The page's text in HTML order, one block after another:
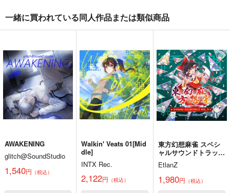
幽閉サテライト
2,200円（税込）
東方Project
サンプル
京 ～ Fossilized Won
ders.
上海アリス幻樂団
1,760円（税込）
東方Project
サンプル
滅 ～ The Truth of th
e Cessation of Dukkh
a
Demetori
1,320円（税込）
東方Project 博麗霊夢
サンプル
一緒に買われている同人作品または類似商品
AWAKENING
glitch@SoundStudio
1,540円 （税込）
Walkin' Veats 01[Mid
dle]
INTX Rec.
2,122円 （税込）
東方幻想麻雀 スペシ
ャルサウンドトラッ
ク VOL.3
EtlanZ
1,980円 （税込）